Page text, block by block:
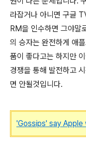
라잡거나 아니면 구글
RM을 인수하면 그야말
의 승자는 완전하게 애
품이 좋다고는 하지만
경쟁을 통해 발전하고
면 안될것입니다.
'Gossips' say Apple